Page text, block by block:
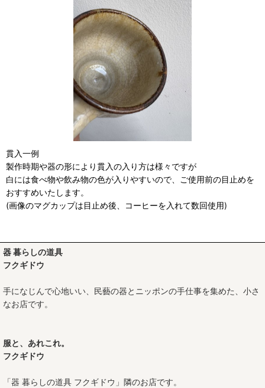
貫入一例
製作時期や器の形により貫入の入り方は様々ですが
白には食べ物や飲み物の色が入りやすいので、ご使用前の目止めを
おすすめいたします。
(画像のマグカップは目止め後、コーヒーを入れて数回使用)
器 暮らしの道具
フクギドウ
手になじんで心地いい、民藝の器とニッポンの手仕事を集めた、小さ
なお店です。
服と、あれこれ。
フクギドウ
「器 暮らしの道具 フクギドウ」隣のお店です。